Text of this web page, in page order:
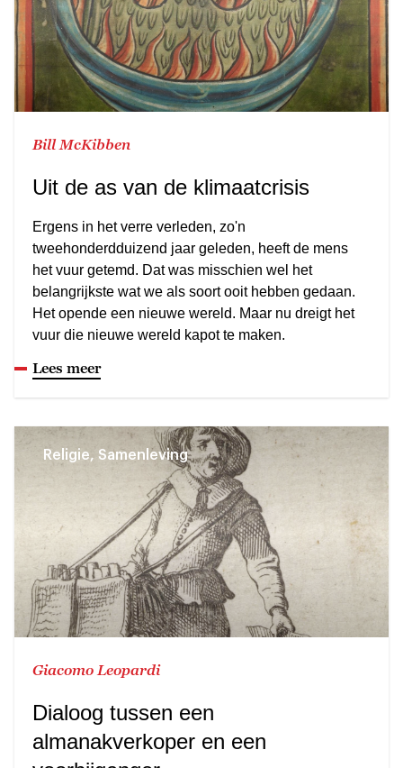
Bill McKibben
Uit de as van de klimaatcrisis
Ergens in het verre verleden, zo'n
tweehonderdduizend jaar geleden, heeft de mens
het vuur getemd. Dat was misschien wel het
belangrijkste wat we als soort ooit hebben gedaan.
Het opende een nieuwe wereld. Maar nu dreigt het
vuur die nieuwe wereld kapot te maken.
Lees meer
Religie, Samenleving
Giacomo Leopardi
Dialoog tussen een
almanakverkoper en een